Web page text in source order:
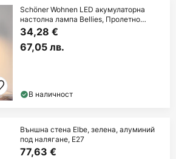
Schöner Wohnen LED акумулаторна
настолна лампа Bellies, Пролетно
пробуждане
34,28 €
67,05 лв.
В наличност
Външна стена Elbe, зелена, алуминий
под налягане, E27
77,63 €